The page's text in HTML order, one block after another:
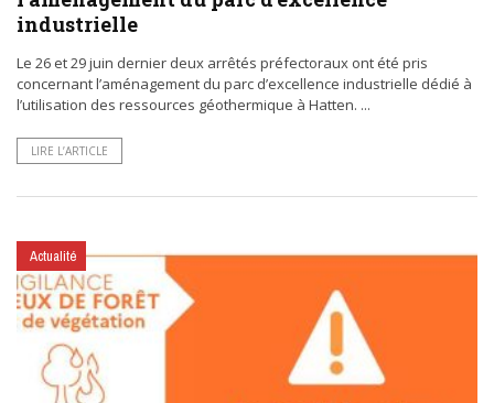
industrielle
Le 26 et 29 juin dernier deux arrêtés préfectoraux ont été pris
concernant l’aménagement du parc d’excellence industrielle dédié à
l’utilisation des ressources géothermique à Hatten. ...
LIRE L’ARTICLE
Actualité